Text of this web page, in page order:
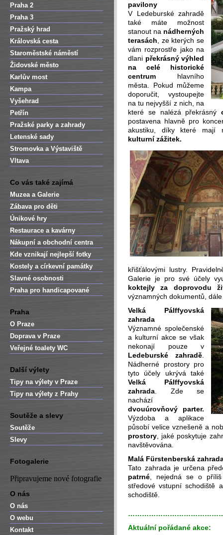
Praha 2
Praha 3
Pražský hrad
Královská cesta
Staroměstské náměstí
Židovské město
Karlův most
Kampa
Vyšehrad
Petřín
Pražské parky a zahrady
Letenské sady
Stromovka a Výstaviště
Vltava
Co vás také zajímá
Muzea a Galerie
Zábava pro děti
Únikové hry
Restaurace a kavárny
Nákupní a obchodní centra
Kde vznikají nejlepší fotky
Kostely a církevní památky
Slavné osobnosti
Praha pro handicapované
Praha
O Praze
Doprava v Praze
Veřejné toalety WC
Další výlety
Tipy na výlety v Praze
Tipy na výlety z Prahy
Soutěže a slevy
Soutěže
Slevy
Fotogalerie
Připravujeme nové fotografie
O nás
O nás
O webu
Kontakt
pavilony
V Ledeburské zahradě
také máte možnost
stanout na nádherných
terasách , ze kterých se
vám rozprostře jako na
dlani překrásný výhled
na celé historické
centrum hlavního
města. Pokud můžeme
doporučit, vystoupejte
na tu nejvyšší z nich, na
které se nalézá překrásný
postavena hlavně pro
akustiku, díky které mají
kulturní zážitek.
křišťálovými lustry.
Galerie je pro své účely
koktejly za doprovodu
významných dokumentů,
Velká Pálffyovská
zahrada
Významné společenské
a kulturní akce se však
nekonají pouze v
Ledeburské zahradě
Nádherné prostory pro
tyto účely ukrývá také
Velká Pálffyovská
zahrada . Zde se
nachází
dvouúrovňový parter.
Výzdoba a aplikace
působí velice vznešeně a
prostory , jaké poskytuje
navštěvována.
Malá Fürstenberská
Tato zahrada je určena
patrné , nejedná se o
středové vstupní schodiště
schodiště.
Aktuální pořádané akce: